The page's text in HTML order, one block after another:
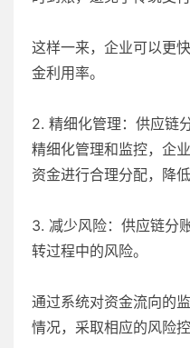
这样一来，企业可以更
金利用率。
2. 精细化管理：供应链
精细化管理和监控，企
资金进行合理分配，降
3. 减少风险：供应链分
转过程中的风险。
通过系统对资金流向的
情况，采取相应的风险控